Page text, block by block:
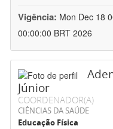
Vigência: Mon Dec 18
00:00:00 BRT 2026
Júnior
COORDENADOR(A)
CIÊNCIAS DA SAÚDE
Educação Física